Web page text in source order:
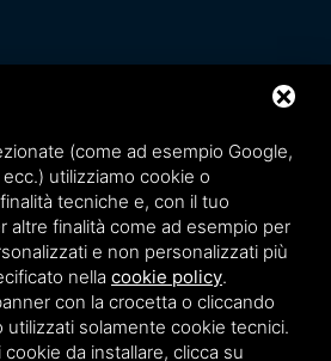
(come ad esempio Google,
utilizziamo cookie o
tecniche e, con il tuo
altre finalità come ad esempio per
e non personalizzati più
nella cookie policy.
con la crocetta o cliccando
utilizzati solamente cookie tecnici.
da installare, clicca su